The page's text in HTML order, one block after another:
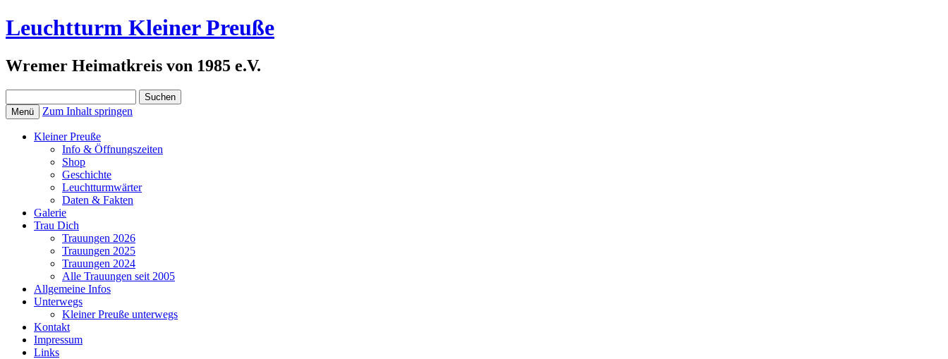
Leuchtturm Kleiner Preuße
Wremer Heimatkreis von 1985 e.V.
nach:
Menü Zum Inhalt springen
Kleiner Preuße
Info & Öffnungszeiten
Shop
Geschichte
Leuchtturmwärter
Daten & Fakten
Galerie
Trau Dich
Trauungen 2026
Trauungen 2025
Trauungen 2024
Alle Trauungen seit 2005
Allgemeine Infos
Unterwegs
Kleiner Preuße unterwegs
Kontakt
Impressum
Links